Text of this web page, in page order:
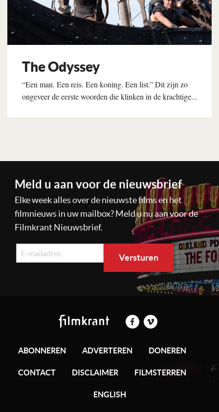
The Odyssey
“Een man. Een reis. Een koning. Een list.” Dit zijn zo
ongeveer de eerste woorden die klinken in de krachtige...
Meld u aan voor de nieuwsbrief
Elke week alles over de nieuwste films en het
filmnieuws in uw mailbox? Meld u nu aan voor de
Filmkrant Nieuwsbrief.
ABONNEREN ADVERTEREN DONEREN
CONTACT DISCLAIMER FILMSTERREN
ENGLISH